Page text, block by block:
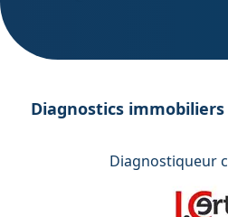
Diagnostics
Diagnostiqueur